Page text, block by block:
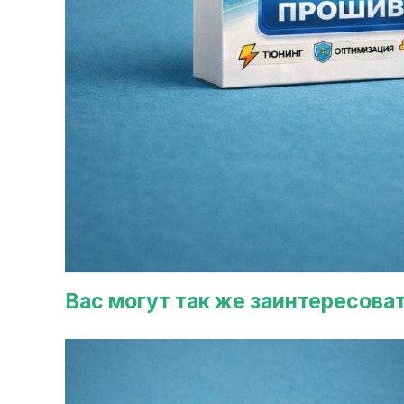
Вас могут так же